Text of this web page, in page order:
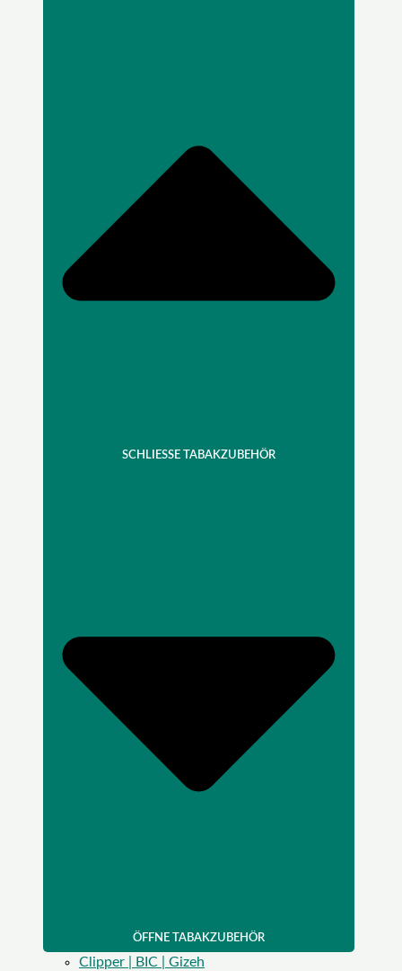
SCHLIESSE TABAKZUBEHÖR
ÖFFNE TABAKZUBEHÖR
Clipper | BIC | Gizeh